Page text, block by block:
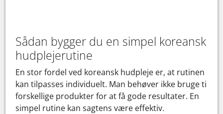
Sådan bygger du en simpel koreansk
hudplejerutine
En stor fordel ved koreansk hudpleje er, at rutinen
kan tilpasses individuelt. Man behøver ikke bruge ti
forskellige produkter for at få gode resultater. En
simpel rutine kan sagtens være effektiv.